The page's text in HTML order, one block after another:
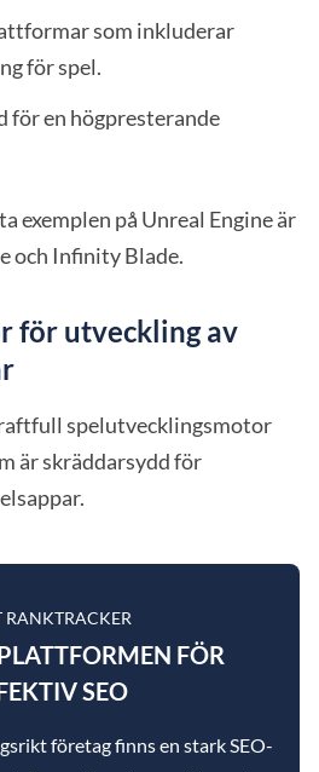
som inkluderar
för spel.
för en högpresterande
exemplen på Unreal Engine är
och Infinity Blade.
för utveckling av
spelutvecklingsmotor
är skräddarsydd för
RANKTRACKER
FÖR
SEO
företag finns en stark SEO-